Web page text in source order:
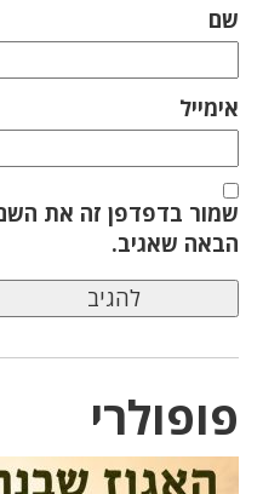
שם
אימייל
שמור בדפדפן זה את
הבאה שאגיב.
פופולרי